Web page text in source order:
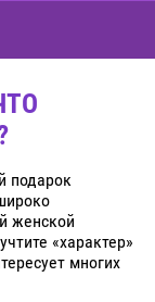
подарок
женской
«характер»
многих